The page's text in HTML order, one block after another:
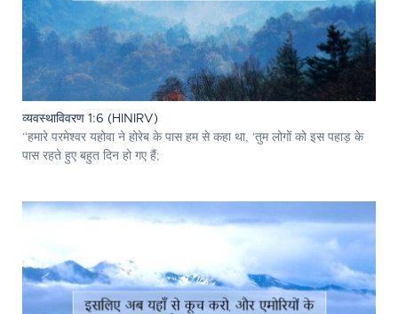
व्यवस्थाविवरण 1:6 (HINIRV)
“हमारे परमेश्‍वर यहोवा ने होरेब के पास हम से कहा था, 'तुम लोगों को इस पहाड़ के
पास रहते हुए बहुत दिन हो गए हैं;